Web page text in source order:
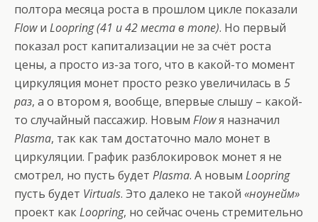
полтора месяца роста в прошлом цикле показали
Flowи Loopring (41 и 42 места в топе). Но первый
показал рост капитализации не за счёт роста
цены, а просто из-за того, что в какой-то момент
циркуляция монет просто резко увеличилась в 5
раз, а о втором я, вообще, впервые слышу – какой-
то случайный пассажир. Новым Flowя назначил
Plasma, так как там достаточно мало монет в
циркуляции. График разблокировок монет я не
смотрел, но пусть будет Plasma. А новым Loopring
пусть будет Virtuals. Это далеко не такой «ноунейм»
проект какLoopring, но сейчас очень стремительно